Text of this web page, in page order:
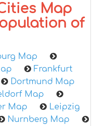
Map
of
Map
Frankfurt
Dortmund Map
Map
Map
Leipzig
Nurnberg Map